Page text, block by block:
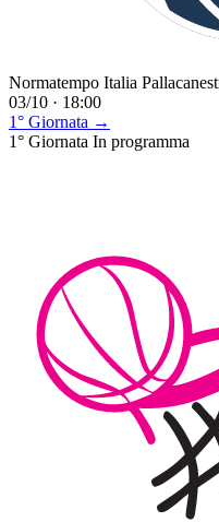
Normatempo Italia
03/10 · 18:00
1° Giornata →
1° Giornata In programma